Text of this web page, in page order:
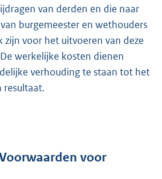
van derden en die naar
burgemeester en wethouders
zijn voor het uitvoeren van deze
werkelijke kosten dienen
verhouding te staan tot het
resultaat.
voor